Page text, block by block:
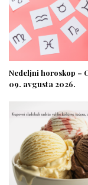
Nedeljni horoskop –
09. avgusta 2026.